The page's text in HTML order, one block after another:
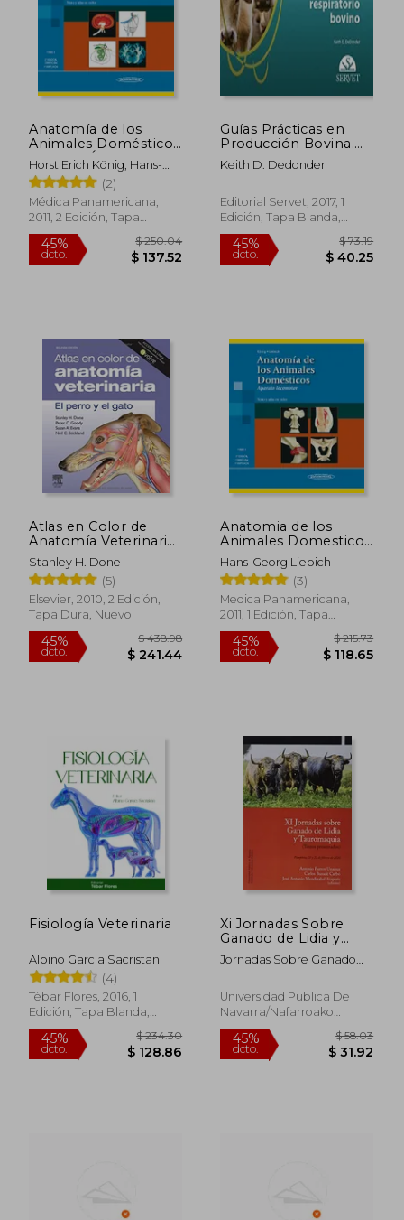
Anatomía de los
Animales Domésticos
tomo 2. Órganos,
sistema circulatorio y
sistema nervioso
Horst Erich König, Hans-
Georg Liebich(2)
Médica Panamericana,
2011, 2 Edición, Tapa
Blanda, Nuevo
45%
dcto.
$ 250.04
$ 137.52
Guías Prácticas en
Producción Bovina.
Síndrome
Respiratorio Bovino
Keith D. Dedonder
Editorial Servet, 2017, 1
Edición, Tapa Blanda,
Nuevo
45%
dcto.
Atlas en Color de
Anatomía Veterinaria:
El Perro y el Gato
Stanley H. Done
(5)
Elsevier, 2010, 2 Edición,
Tapa Dura, Nuevo
45%
dcto.
$ 438.98
$ 241.44
Anatomia de los
Animales Domesticos
Tomo 1 Aparato Loco
Motor (2 Edicion
Corregida y Amplia
Hans-Georg Liebich
(3)
Medica Panamericana,
2011, 1 Edición, Tapa
Blanda, Nuevo
45%
dcto.
Fisiología Veterinaria
Albino Garcia Sacristan
(4)
Tébar Flores, 2016, 1
Edición, Tapa Blanda,
Nuevo
Xi Jornadas Sobre
Ganado de Lidia y
Tauromaquia:
Pamplona, 21 y 22 de
Jornadas Sobre Ganado
Universidad Publica De
Navarra/Nafarroako
Unibertsitate Pub., 2020, 1
Edición, Tapa Dura, Nuevo